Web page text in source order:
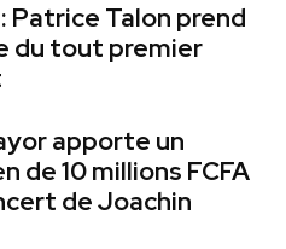
Patrice Talon prend
du tout premier
apporte un
de 10 millions FCFA
de Joachin